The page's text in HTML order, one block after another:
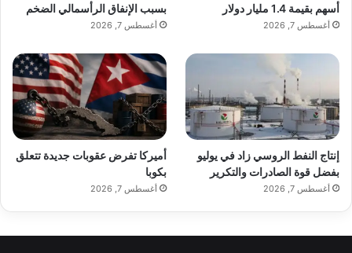
أسهم بقيمة 1.4 مليار دولار
أغسطس 7, 2026
بسبب الإنفاق الرأسمالي الضخم
أغسطس 7, 2026
إنتاج النفط الروسي زاد في يوليو
بفضل قوة الصادرات والتكرير
أغسطس 7, 2026
أميركا تفرض عقوبات جديدة تتعلق
بكوبا
أغسطس 7, 2026